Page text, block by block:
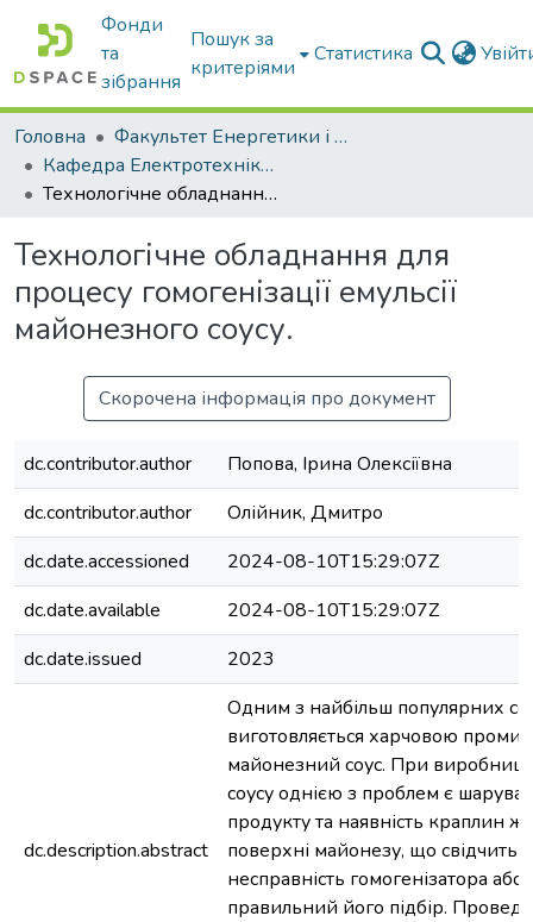
Фонди
та
зібрання
Пошук за
критеріями
Статистика
Головна
Факультет Енергетики і комп'ютерних технологій
Кафедра Електротехніки і електромеханіки ім. проф. В.В. Овчарова
Технологічне обладнання для процесу гомогенізації емульсії майонезного соусу.
Технологічне обладнання для
процесу гомогенізації емульсії
майонезного соусу.
Скорочена інформація про документ
dc.contributor.author
Попова, Ірина Олексіївна
dc.contributor.author
Олійник, Дмитро
dc.date.accessioned
2024-08-10T15:29:07Z
dc.date.available
2024-08-10T15:29:07Z
dc.date.issued
2023
dc.description.abstract
Одним з найбільш популярних
виготовляється харчовою
майонезний соус. При
соусу однією з проблем є
продукту та наявність краплин
поверхні майонезу, що свідчить
несправність гомогенізатора або
правильний його підбір.